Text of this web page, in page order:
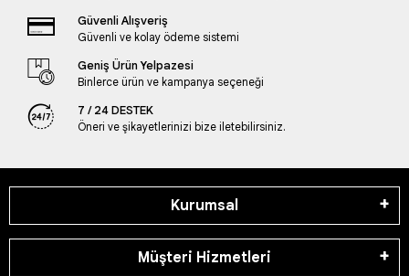
Güvenli Alışveriş
Güvenli ve kolay ödeme sistemi
Geniş Ürün Yelpazesi
Binlerce ürün ve kampanya seçeneği
7 / 24 DESTEK
Öneri ve şikayetlerinizi bize iletebilirsiniz.
Kurumsal
Müşteri Hizmetleri